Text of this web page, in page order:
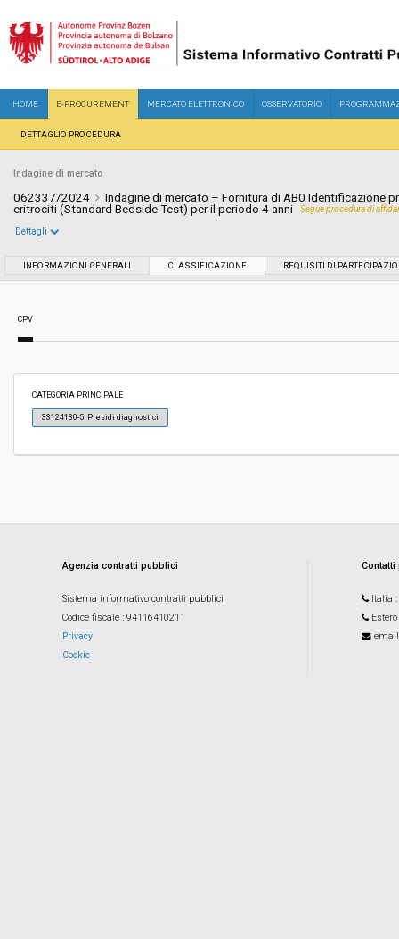
HOME E-PROCUREMENT MERCATO ELETTRONICO OSSERVATORIO
DETTAGLIO PROCEDURA
Indagine di mercato
062337/2024
Indagine di mercato – Fornitura di AB0 Identificazione
eritrociti (Standard Bedside Test) per il periodo 4 anni
Segue procedura di
Svolgimento: In corso
ribasso:
Dettagli
INFORMAZIONI GENERALI CLASSIFICAZIONE REQUISITI DI
CPV
CATEGORIA PRINCIPALE
33124130-5. Presidi diagnostici
Agenzia contratti pubblici
Sistema informativo contratti pubblici
Codice fiscale : 94116410211
Privacy
Cookie
Italia
Estero
email